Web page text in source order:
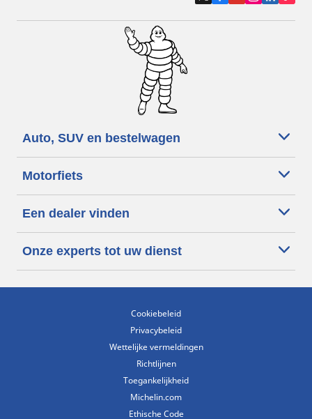
Auto, SUV en bestelwagen
Motorfiets
Een dealer vinden
Onze experts tot uw dienst
Cookiebeleid
Privacybeleid
Wettelijke vermeldingen
Richtlijnen
Toegankelijkheid
Michelin.com
Ethische Code